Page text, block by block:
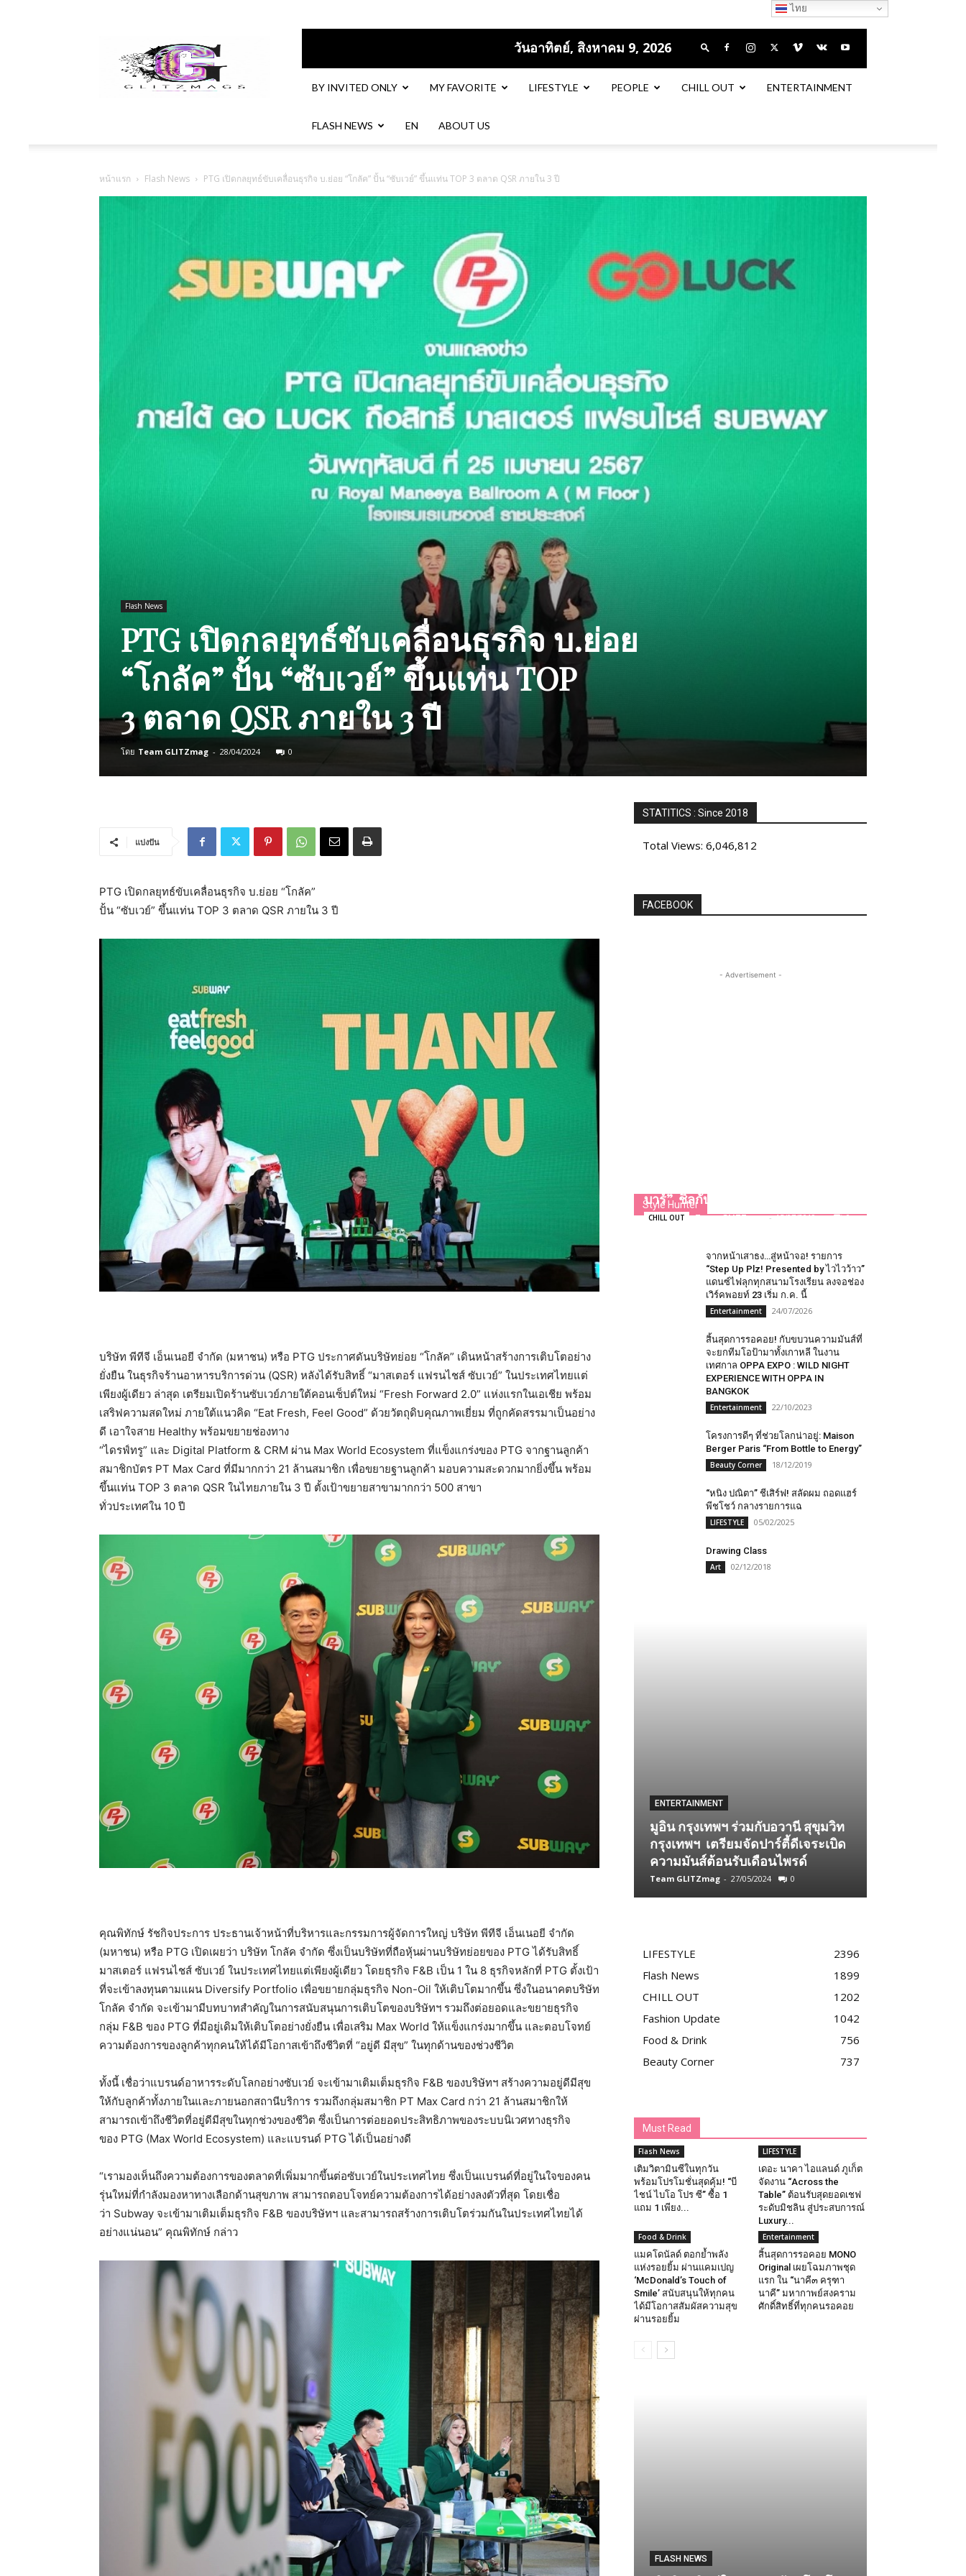
วันอาทิตย์, สิงหาคม 9, 2026
BY INVITED ONLY MY FAVORITE LIFESTYLE PEOPLE CHILL OUT ENTERTAINMENT
FLASH NEWS EN​ ABOUT US
หน้าแรก Flash News PTG เปิดกลยุทธ์ขับเคลื่อนธุรกิจ บ.ย่อย “โกลัค” ปั้น “ซับเวย์” ขึ้นแท่น TOP 3 ตลาด QSR ภายใน 3 ปี
Flash News
PTG เปิดกลยุทธ์ขับเคลื่อนธุรกิจ บ.ย่อย
“โกลัค” ปั้น “ซับเวย์” ขึ้นแท่น TOP
3 ตลาด QSR ภายใน 3 ปี
โดย Team GLITZmag - 28/04/2024 0
แบ่งปัน
PTG เปิดกลยุทธ์ขับเคลื่อนธุรกิจ บ.ย่อย “โกลัค”
ปั้น “ซับเวย์” ขึ้นแท่น TOP 3 ตลาด QSR ภายใน 3 ปี
บริษัท พีทีจี เอ็นเนอยี จำกัด (มหาชน) หรือ PTG ประกาศดันบริษัทย่อย “โกลัค” เดินหน้าสร้างการเติบโตอย่าง
ยั่งยืน ในธุรกิจร้านอาหารบริการด่วน (QSR) หลังได้รับสิทธิ์ “มาสเตอร์ แฟรนไชส์ ซับเวย์” ในประเทศไทยแต่
เพียงผู้เดียว ล่าสุด เตรียมเปิดร้านซับเวย์ภายใต้คอนเซ็ปต์ใหม่ “Fresh Forward 2.0” แห่งแรกในเอเชีย พร้อม
เสริฟความสดใหม่ ภายใต้แนวคิด “Eat Fresh, Feel Good” ด้วยวัตถุดิบคุณภาพเยี่ยม ที่ถูกคัดสรรมาเป็นอย่าง
ดี เอาใจสาย Healthy พร้อมขยายช่องทาง
“ไดรฟ์ทรู” และ Digital Platform & CRM ผ่าน Max World Ecosystem ที่แข็งแกร่งของ PTG จากฐานลูกค้า
สมาชิกบัตร PT Max Card ที่มีมากกว่า 21 ล้านสมาชิก เพื่อขยายฐานลูกค้า มอบความสะดวกมากยิ่งขึ้น พร้อม
ขึ้นแท่น TOP 3 ตลาด QSR ในไทยภายใน 3 ปี ตั้งเป้าขยายสาขามากกว่า 500 สาขา
ทั่วประเทศใน 10 ปี
คุณพิทักษ์ รัชกิจประการ ประธานเจ้าหน้าที่บริหารและกรรมการผู้จัดการใหญ่ บริษัท พีทีจี เอ็นเนอยี จำกัด
(มหาชน) หรือ PTG เปิดเผยว่า บริษัท โกลัค จำกัด ซึ่งเป็นบริษัทที่ถือหุ้นผ่านบริษัทย่อยของ PTG ได้รับสิทธิ์
มาสเตอร์ แฟรนไชส์ ซับเวย์ ในประเทศไทยแต่เพียงผู้เดียว โดยธุรกิจ F&B เป็น 1 ใน 8 ธุรกิจหลักที่ PTG ตั้งเป้า
ที่จะเข้าลงทุนตามแผน Diversify Portfolio เพื่อขยายกลุ่มธุรกิจ Non-Oil ให้เติบโตมากขึ้น ซึ่งในอนาคตบริษัท
โกลัค จำกัด จะเข้ามามีบทบาทสำคัญในการสนับสนุนการเติบโตของบริษัทฯ รวมถึงต่อยอดและขยายธุรกิจ
กลุ่ม F&B ของ PTG ที่มีอยู่เดิมให้เติบโตอย่างยั่งยืน เพื่อเสริม Max World ให้แข็งแกร่งมากขึ้น และตอบโจทย์
ความต้องการของลูกค้าทุกคนให้ได้มีโอกาสเข้าถึงชีวิตที่ “อยู่ดี มีสุข” ในทุกด้านของช่วงชีวิต
ทั้งนี้ เชื่อว่าแบรนด์อาหารระดับโลกอย่างซับเวย์ จะเข้ามาเติมเต็มธุรกิจ F&B ของบริษัทฯ สร้างความอยู่ดีมีสุข
ให้กับลูกค้าทั้งภายในและภายนอกสถานีบริการ รวมถึงกลุ่มสมาชิก PT Max Card กว่า 21 ล้านสมาชิกให้
สามารถเข้าถึงชีวิตที่อยู่ดีมีสุขในทุกช่วงของชีวิต ซึ่งเป็นการต่อยอดประสิทธิภาพของระบบนิเวศทางธุรกิจ
ของ PTG (Max World Ecosystem) และแบรนด์ PTG ได้เป็นอย่างดี
“เรามองเห็นถึงความต้องการของตลาดที่เพิ่มมากขึ้นต่อซับเวย์ในประเทศไทย ซึ่งเป็นแบรนด์ที่อยู่ในใจของคน
รุ่นใหม่ที่กำลังมองหาทางเลือกด้านสุขภาพ สามารถตอบโจทย์ความต้องการได้อย่างลงตัวที่สุด โดยเชื่อ
ว่า Subway จะเข้ามาเติมเต็มธุรกิจ F&B ของบริษัทฯ และสามารถสร้างการเติบโตร่วมกันในประเทศไทยได้
อย่างแน่นอน” คุณพิทักษ์ กล่าว
STATITICS : Since 2018
Total Views: 6,046,812
FACEBOOK
- Advertisement -
Style Hunter
บาร์” ชิลกับวิวสวยบนชั้น 76
CHILL OUT Team GLITZmag - 15/07/2019 0
จากหน้าเสาธง…สู่หน้าจอ! รายการ
“Step Up Plz! Presented by ไวไวว้าว”
แดนซ์ไฟลุกทุกสนามโรงเรียน ลงจอช่อง
เวิร์คพอยท์ 23 เริ่ม ก.ค. นี้
Entertainment 24/07/2026
สิ้นสุดการรอคอย! กับขบวนความมันส์ที่
จะยกทีมโอป้ามาทั้งเกาหลี ในงาน
เทศกาล OPPA EXPO : WILD NIGHT
EXPERIENCE WITH OPPA IN
BANGKOK
Entertainment 22/10/2023
โครงการดีๆ​ ที่​ช่วย​​โลกน่าอยู่​: Maison
Berger Paris “From Bottle to Energy”
Beauty Corner 18/12/2019
“หนิง ปณิตา” ชีเสิร์ฟ! สลัดผม ถอดแฮร์
พีชโชว์ กลางรายการแฉ
LIFESTYLE 05/02/2025
Drawing Class
Art 02/12/2018
ENTERTAINMENT
มูอิน กรุงเทพฯ ร่วมกับอวานี สุขุมวิท
กรุงเทพฯ เตรียมจัดปาร์ตี้ดีเจระเบิด
ความมันส์ต้อนรับเดือนไพรด์
Team GLITZmag - 27/05/2024 0
LIFESTYLE
2396
Flash News
1899
CHILL OUT
1202
Fashion Update
1042
Food & Drink
756
Beauty Corner
737
Must Read
Flash News
เติมวิตามินซีในทุกวัน
พร้อมโปรโมชั่นสุดคุ้ม! “บี
ไชน์ ไบโอ โปร ซี” ซื้อ 1
แถม 1 เพียง...
LIFESTYLE
เดอะ นาคา ไอแลนด์ ภูเก็ต
จัดงาน “Across the
Table” ต้อนรับสุดยอดเชฟ
ระดับมิชลิน สู่ประสบการณ์
Luxury...
Food & Drink
แมคโดนัลด์ ตอกย้ำพลัง
แห่งรอยยิ้ม ผ่านแคมเปญ
‘McDonald’s Touch of
Smile’ สนับสนุนให้ทุกคน
ได้มีโอกาสสัมผัสความสุข
ผ่านรอยยิ้ม
Entertainment
สิ้นสุดการรอคอย MONO
Original เผยโฉมภาพชุด
แรก ใน “นาคี๓ ครุฑา
นาคี” มหากาพย์สงคราม
ศักดิ์สิทธิ์ที่ทุกคนรอคอย
FLASH NEWS
ไทย